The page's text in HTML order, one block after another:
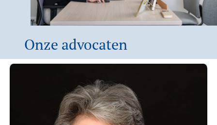
Onze advocaten